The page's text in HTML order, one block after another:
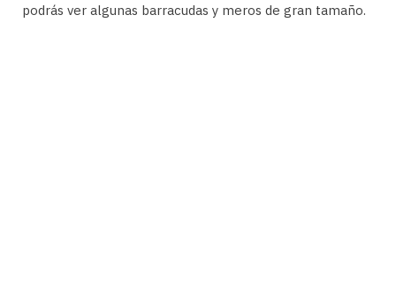
podrás ver algunas barracudas y meros de gran tamaño.